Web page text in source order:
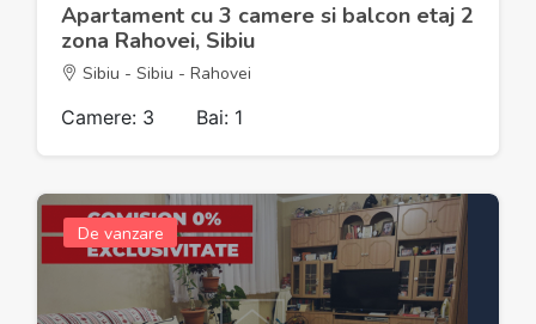
Apartament cu 3 camere si balcon etaj 2
zona Rahovei, Sibiu
Sibiu - Sibiu - Rahovei
Camere: 3 Bai: 1
De vanzare